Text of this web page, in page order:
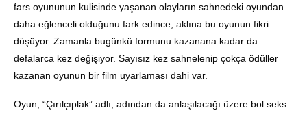
fars oyununun kulisinde yaşanan olayların sahnedeki oyundan
daha eğlenceli olduğunu fark edince, aklına bu oyunun fikri
düşüyor. Zamanla bugünkü formunu kazanana kadar da
defalarca kez değişiyor. Sayısız kez sahnelenip çokça ödüller
kazanan oyunun bir film uyarlaması dahi var.
Oyun, “Çırılçıplak” adlı, adından da anlaşılacağı üzere bol seks